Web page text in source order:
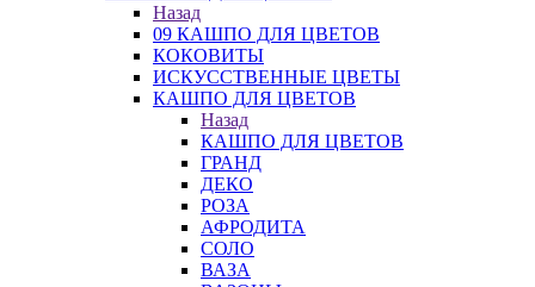
Назад
09 КАШПО ДЛЯ ЦВЕТОВ
КОКОВИТЫ
ИСКУССТВЕННЫЕ ЦВЕТЫ
КАШПО ДЛЯ ЦВЕТОВ
Назад
КАШПО ДЛЯ ЦВЕТОВ
ГРАНД
ДЕКО
РОЗА
АФРОДИТА
СОЛО
ВАЗА